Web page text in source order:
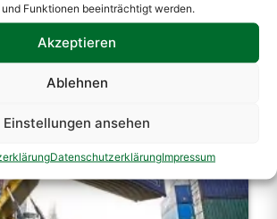
Funktionen beeinträchtigt werden.
Akzeptieren
Ablehnen
Einstellungen ansehen
DatenschutzerklärungImpressum
Containerverwiegung